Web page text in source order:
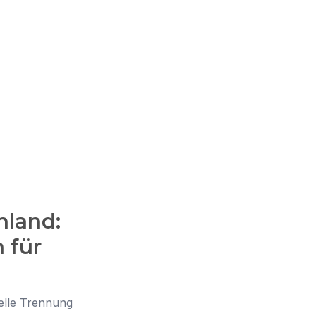
für
Trennung